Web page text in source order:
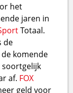
het
jaren in
Totaal.
de
komende
soortgelijk
af. FOX
geld voor